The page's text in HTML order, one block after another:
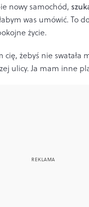
nowy samochód,
was umówić. To
życie.
cię, żebyś nie swatała
ulicy. Ja mam inne